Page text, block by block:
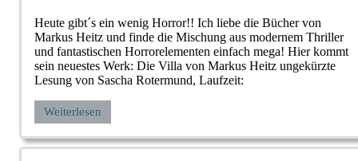
Heute gibt´s ein wenig Horror!! Ich liebe die Bücher von
Markus Heitz und finde die Mischung aus modernem Thriller
und fantastischen Horrorelementen einfach mega! Hier kommt
sein neuestes Werk: Die Villa von Markus Heitz ungekürzte
Lesung von Sascha Rotermund, Laufzeit:
Weiterlesen